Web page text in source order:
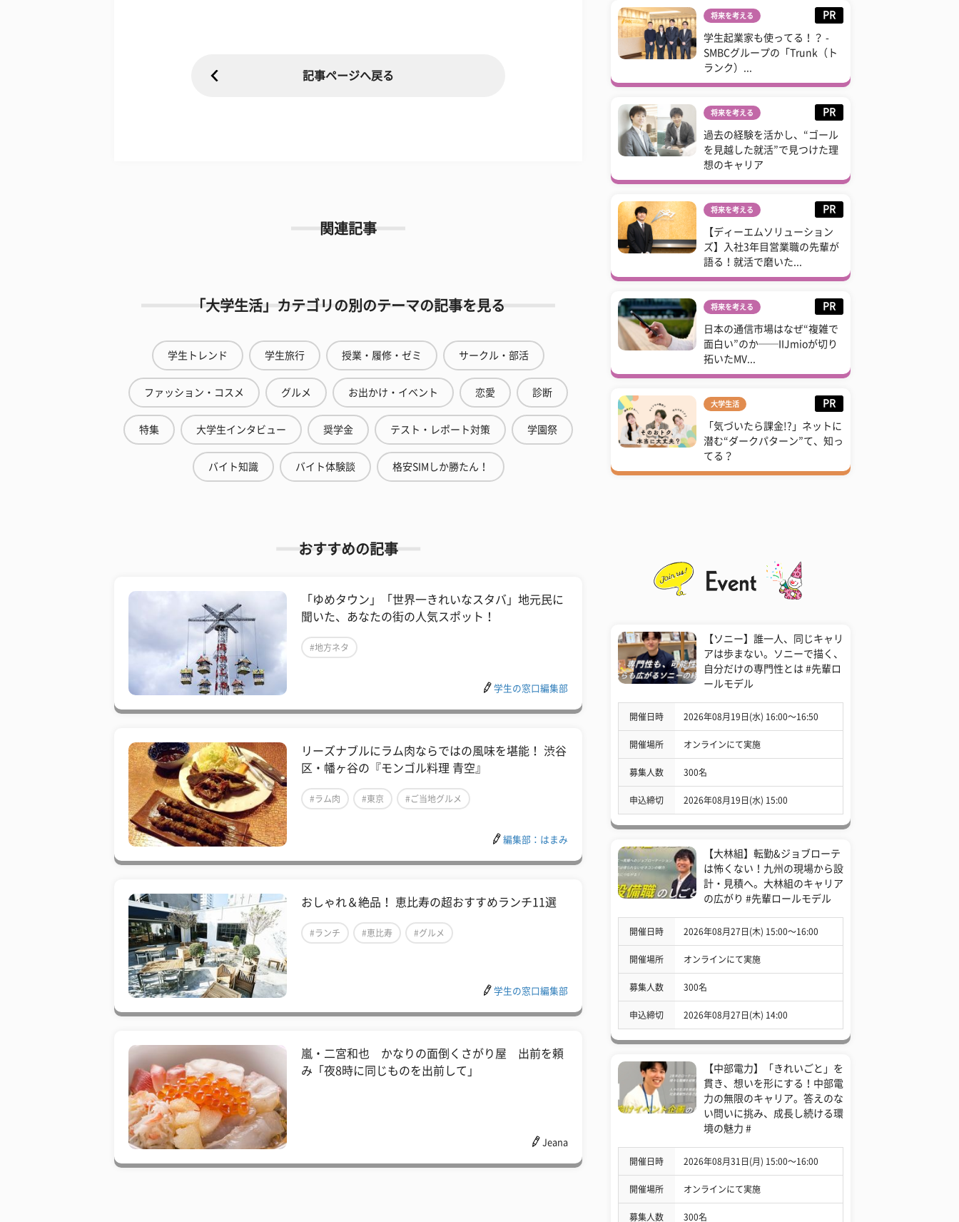
記事ページへ戻る
関連記事
「大学生活」カテゴリの別のテーマの記事を見る
学生トレンド 学生旅行 授業・履修・ゼミ サークル・部活
ファッション・コスメ グルメ お出かけ・イベント 恋愛 診断
特集 大学生インタビュー 奨学金 テスト・レポート対策 学園祭
バイト知識 バイト体験談 格安SIMしか勝たん！
おすすめの記事
「ゆめタウン」「世界一きれいなスタバ」地元民に
聞いた、あなたの街の人気スポット！
#地方ネタ
学生の窓口編集部
リーズナブルにラム肉ならではの風味を堪能！ 渋谷
区・幡ヶ谷の『モンゴル料理 青空』
#ラム肉 #東京 #ご当地グルメ
編集部：はまみ
おしゃれ＆絶品！ 恵比寿の超おすすめランチ11選
#ランチ #恵比寿 #グルメ
学生の窓口編集部
嵐・二宮和也 かなりの面倒くさがり屋 出前を頼
み「夜8時に同じものを出前して」
Jeana
将来を考える PR
学生起業家も使ってる！？ -
SMBCグループの「Trunk（ト
ランク）...
将来を考える PR
過去の経験を活かし、“ゴール
を見越した就活”で見つけた理
想のキャリア
将来を考える PR
【ディーエムソリューション
ズ】入社3年目営業職の先輩が
語る！就活で磨いた...
将来を考える PR
日本の通信市場はなぜ“複雑で
面白い”のか──IIJmioが切り
拓いたMV...
大学生活 PR
「気づいたら課金!?」ネットに
潜む“ダークパターン”て、知っ
てる？
【ソニー】誰一人、同じキャリ
アは歩まない。ソニーで描く、
自分だけの専門性とは #先輩ロ
ールモデル
開催日時 2026年08月19日(水) 16:00〜16:50
開催場所 オンラインにて実施
募集人数 300名
申込締切 2026年08月19日(水) 15:00
【大林組】転勤&ジョブローテ
は怖くない！九州の現場から設
計・見積へ。大林組のキャリア
の広がり #先輩ロールモデル
開催日時 2026年08月27日(木) 15:00〜16:00
開催場所 オンラインにて実施
募集人数 300名
申込締切 2026年08月27日(木) 14:00
【中部電力】「きれいごと」を
貫き、想いを形にする！中部電
力の無限のキャリア。答えのな
い問いに挑み、成長し続ける環
境の魅力 #
開催日時 2026年08月31日(月) 15:00〜16:00
開催場所 オンラインにて実施
募集人数 300名